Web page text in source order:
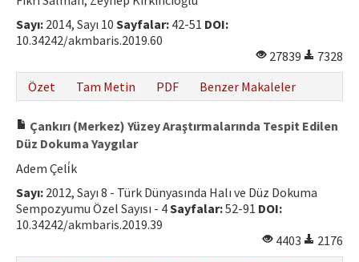
Hakem Rehberi
Yayın Politikaları
İletişim
Sayı: 2014, Sayı 10 Sayfalar: 42-51 DOI:
10.34242/akmbaris.2019.60
27839
7328
Özet
Tam Metin PDF Benzer Makaleler
Çankırı (Merkez) Yüzey Araştırmalarında Tespit Edilen
Düz Dokuma Yaygılar
Adem Çeli̇k
Sayı: 2012, Sayı 8 - Türk Dünyasında Halı ve Düz Dokuma
Sempozyumu Özel Sayısı - 4Sayfalar:52-91 DOI:
10.34242/akmbaris.2019.39
4403
2176